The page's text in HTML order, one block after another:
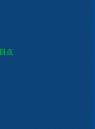
点